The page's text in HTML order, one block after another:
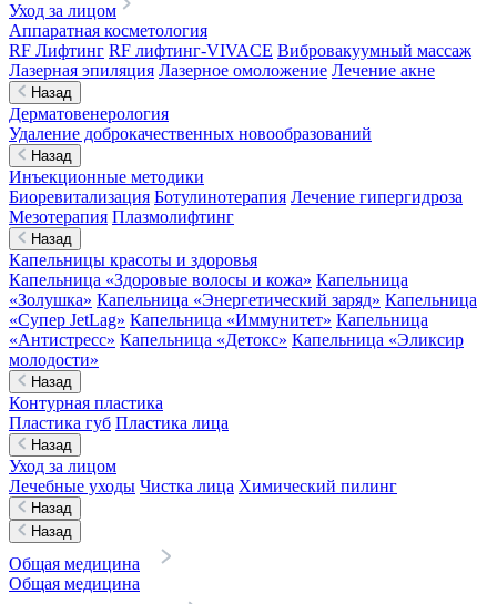
Уход за лицом
Аппаратная косметология
RF Лифтинг RF лифтинг-VIVACE Вибровакуумный массаж
Лазерная эпиляция Лазерное омоложение Лечение акне
Назад
Дерматовенерология
Удаление доброкачественных новообразований
Назад
Инъекционные методики
Биоревитализация Ботулинотерапия Лечение гипергидроза
Мезотерапия Плазмолифтинг
Назад
Капельницы красоты и здоровья
Капельница «Здоровые волосы и кожа» Капельница
«Золушка» Капельница «Энергетический заряд» Капельница
«Супер JetLag» Капельница «Иммунитет» Капельница
«Антистресс» Капельница «Детокс» Капельница «Эликсир
молодости»
Назад
Контурная пластика
Пластика губ Пластика лица
Назад
Уход за лицом
Лечебные уходы Чистка лица Химический пилинг
Назад
Назад
Общая медицина
Общая медицина